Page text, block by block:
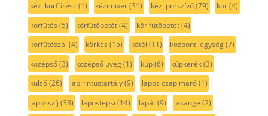
kézi körfűrész (1) kézimixer(31) kézi porszívó(79) kör(4)
körfütés (5) körfűtőbetét(4) kör fűtőbetét(4)
körfűtőszál (4) körkés (15) kötél (11) központi egység(7)
középső(3) középső üveg(1) kúp(6) kúpkerék(3)
külső(26) labirintustartály(9) lapos csap maró(1)
laposszíj (33) lapostepsi (14) lapát(9) lasange (2)